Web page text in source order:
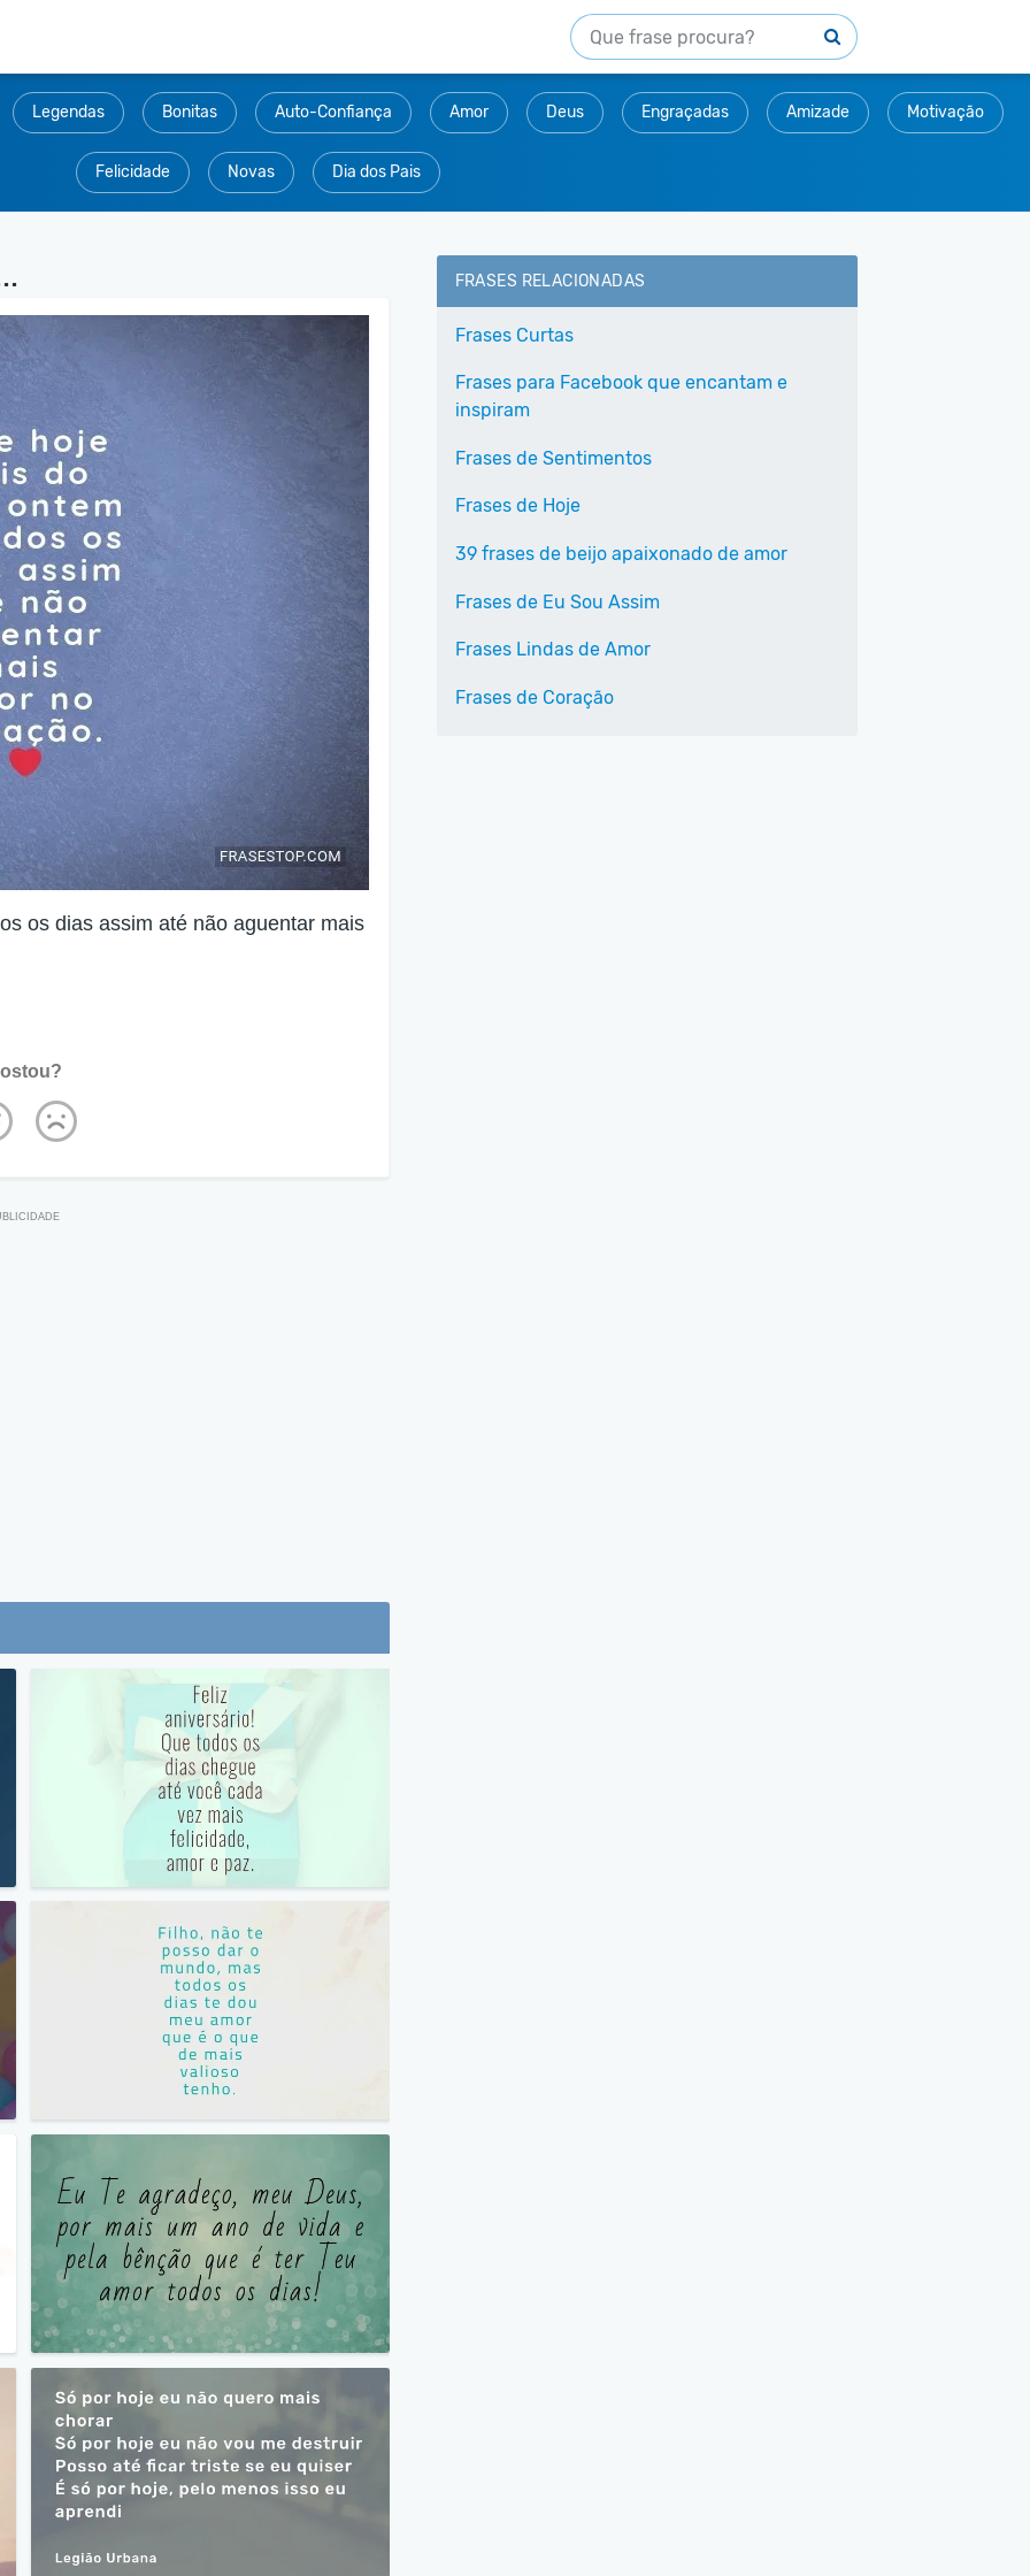
Legendas Bonitas Auto-Confiança Amor Deus Engraçadas Amizade Motivação
Felicidade Novas Dia dos Pais
os dias assim até não aguentar mais
FRASES RELACIONADAS
Frases Curtas
Frases para Facebook que encantam e
inspiram
Frases de Sentimentos
Frases de Hoje
39 frases de beijo apaixonado de amor
Frases de Eu Sou Assim
Frases Lindas de Amor
Frases de Coração